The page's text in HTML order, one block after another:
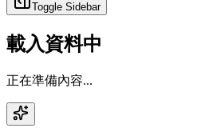
Toggle Sidebar
載入資料中
正在準備內容...